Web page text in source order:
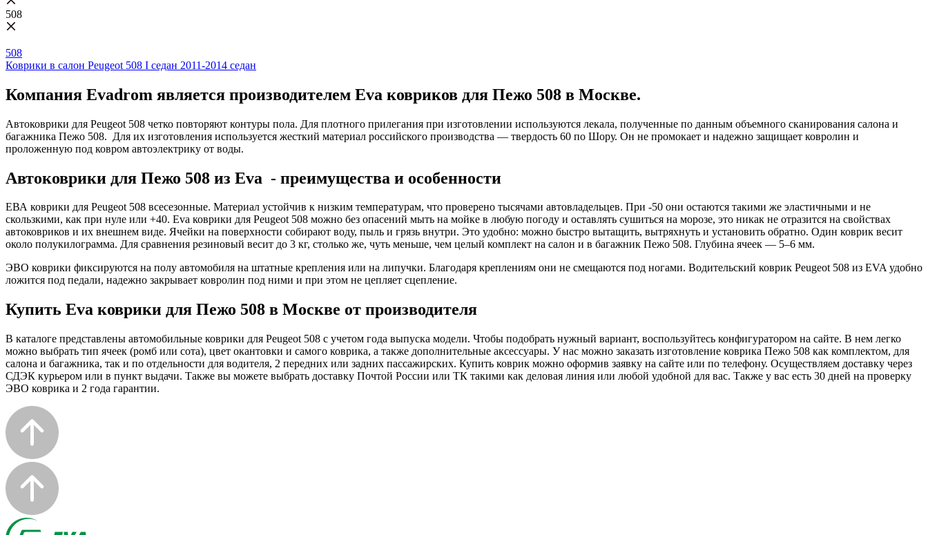
508
508
Коврики в салон Peugeot 508 I седан 2011-2014 седан
Компания Evadrom является производителем Eva ковриков для Пежо 508 в Москве.
Автоковрики для Peugeot 508 четко повторяют контуры пола. Для плотного прилегания при изготовлении используются лекала, полученные по данным объемного сканирования салона и
багажника Пежо 508. Для их изготовления используется жесткий материал российского производства — твердость 60 по Шору. Он не промокает и надежно защищает ковролин и
проложенную под ковром автоэлектрику от воды.
Автоковрики для Пежо 508 из Eva - преимущества и особенности
ЕВА коврики для Peugeot 508 всесезонные. Материал устойчив к низким температурам, что проверено тысячами автовладельцев. При -50 они остаются такими же эластичными и не
скользкими, как при нуле или +40. Eva коврики для Peugeot 508 можно без опасений мыть на мойке в любую погоду и оставлять сушиться на морозе, это никак не отразится на свойствах
автоковриков и их внешнем виде. Ячейки на поверхности собирают воду, пыль и грязь внутри. Это удобно: можно быстро вытащить, вытряхнуть и установить обратно. Один коврик весит
около полукилограмма. Для сравнения резиновый весит до 3 кг, столько же, чуть меньше, чем целый комплект на салон и в багажник Пежо 508. Глубина ячеек — 5–6 мм.
ЭВО коврики фиксируются на полу автомобиля на штатные крепления или на липучки. Благодаря креплениям они не смещаются под ногами. Водительский коврик Peugeot 508 из EVA удобно
ложится под педали, надежно закрывает ковролин под ними и при этом не цепляет сцепление.
Купить Eva коврики для Пежо 508 в Москве от производителя
В каталоге представлены автомобильные коврики для Peugeot 508 с учетом года выпуска модели. Чтобы подобрать нужный вариант, воспользуйтесь конфигуратором на сайте. В нем легко
можно выбрать тип ячеек (ромб или сота), цвет окантовки и самого коврика, а также дополнительные аксессуары. У нас можно заказать изготовление коврика Пежо 508 как комплектом, для
салона и багажника, так и по отдельности для водителя, 2 передних или задних пассажирских. Купить коврик можно оформив заявку на сайте или по телефону. Осуществляем доставку через
СДЭК курьером или в пункт выдачи. Также вы можете выбрать доставку Почтой России или ТК такими как деловая линия или любой удобной для вас. Также у вас есть 30 дней на проверку
ЭВО коврика и 2 года гарантии.